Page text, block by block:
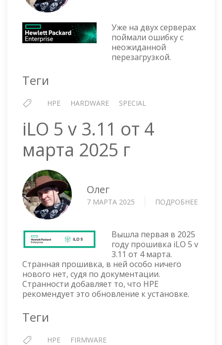
Уже на двух серверах
поймали ошибку с
неожиданной
перезагрузкой.
Теги
HPE HARDWARE SPECIAL
iLO 5 v 3.11 от 4
марта 2025 г
Олег
7 МАРТА 2025 ПОДРОБНЕЕ
3.11
Вышла первая в 2025
году прошивка iLO 5 v
3.11 от 4 марта.
Странная прошивка, в ней особо ничего
нового нет, судя по документации.
Странности добавляет то, что HPE
рекомендует это обновление к установке.
Теги
HPE FIRMWARE